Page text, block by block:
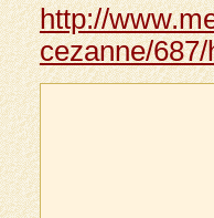
http://
cezanne/